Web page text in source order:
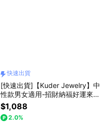
快速出貨
[快速出貨]【Kuder Jewelry】中
性款男女適用-招財納福好運來-
銀鍍金貔貅紅玉髓手鍊附珠寶鑑
定書 送馬上有錢吊飾一件
$1,088
2.0%